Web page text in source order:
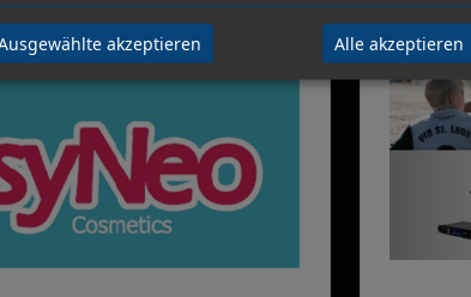
Juli 2026
akzeptieren Alle akzeptieren